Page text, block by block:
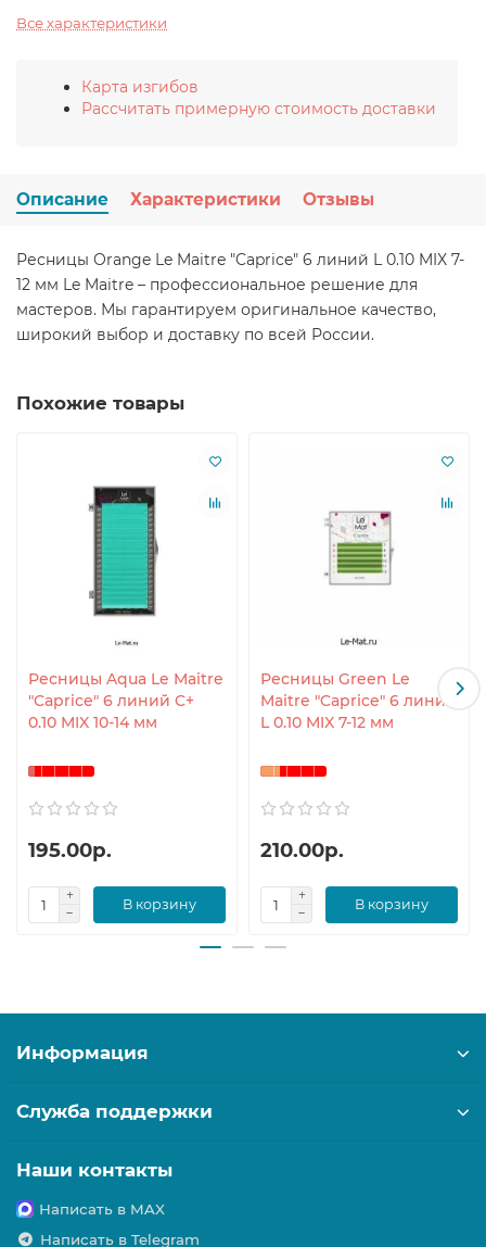
Все характеристики
Карта изгибов
Рассчитать примерную стоимость доставки
Описание Характеристики Отзывы
Ресницы Orange Le Maitre "Caprice" 6 линий L 0.10 MIX 7-
12 мм Le Maitre – профессиональное решение для
мастеров. Мы гарантируем оригинальное качество,
широкий выбор и доставку по всей России.
Похожие товары
Ресницы Aqua Le Maitre
"Caprice" 6 линий C+
0.10 MIX 10-14 мм
195.00р.
В корзину
Ресницы Green Le
Maitre "Caprice" 6 линий
L 0.10 MIX 7-12 мм
210.00р.
В корзину
Информация
Служба поддержки
Наши контакты
Написать в MAX
Написать в Telegram